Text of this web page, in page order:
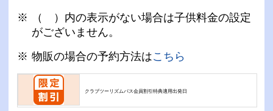
（ ）内の表示がない場合は子供料金の設定
がございません。
物販の場合の予約方法はこちら
クラブツーリズムパス会員割引特典適用出発日